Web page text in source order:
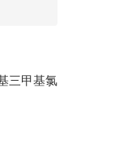
三甲基氯